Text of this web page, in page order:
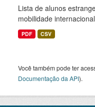
Lista de alunos
mobilidade internacional
PDF CSV
Você também pode ter
Documentação da API).